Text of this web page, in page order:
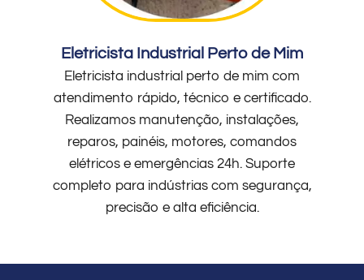
Eletricista Industrial Perto de Mim
Eletricista industrial perto de mim com
atendimento rápido, técnico e certificado.
Realizamos manutenção, instalações,
reparos, painéis, motores, comandos
elétricos e emergências 24h. Suporte
completo para indústrias com segurança,
precisão e alta eficiência.